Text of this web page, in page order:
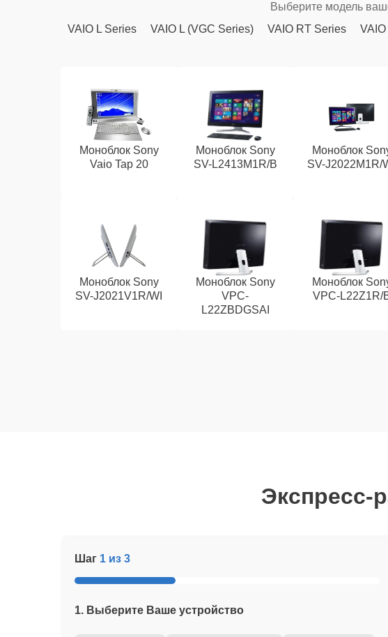
Выберите модель
VAIO L Series
VAIO L (VGC Series) VAIO RT Series
Моноблок Sony
Vaio Tap 20
Моноблок Sony
SV-L2413M1R/B
Моноблок
SV-J2022M1R/
Моноблок Sony
SV-J2021V1R/WI
Моноблок Sony
VPC-
L22ZBDGSAI
Моноблок
VPC-L22Z1R/
Экспресс-
Шаг 1 из 3
1. Выберите Ваше устройство